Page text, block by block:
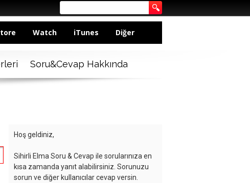
Watch iTunes Diğer
Soru&Cevap Hakkında
Hoş geldiniz,
Sihirli Elma Soru & Cevap ile sorularınıza en
kısa zamanda yanıt alabilirsiniz. Sorunuzu
sorun ve diğer kullanıcılar cevap versin.